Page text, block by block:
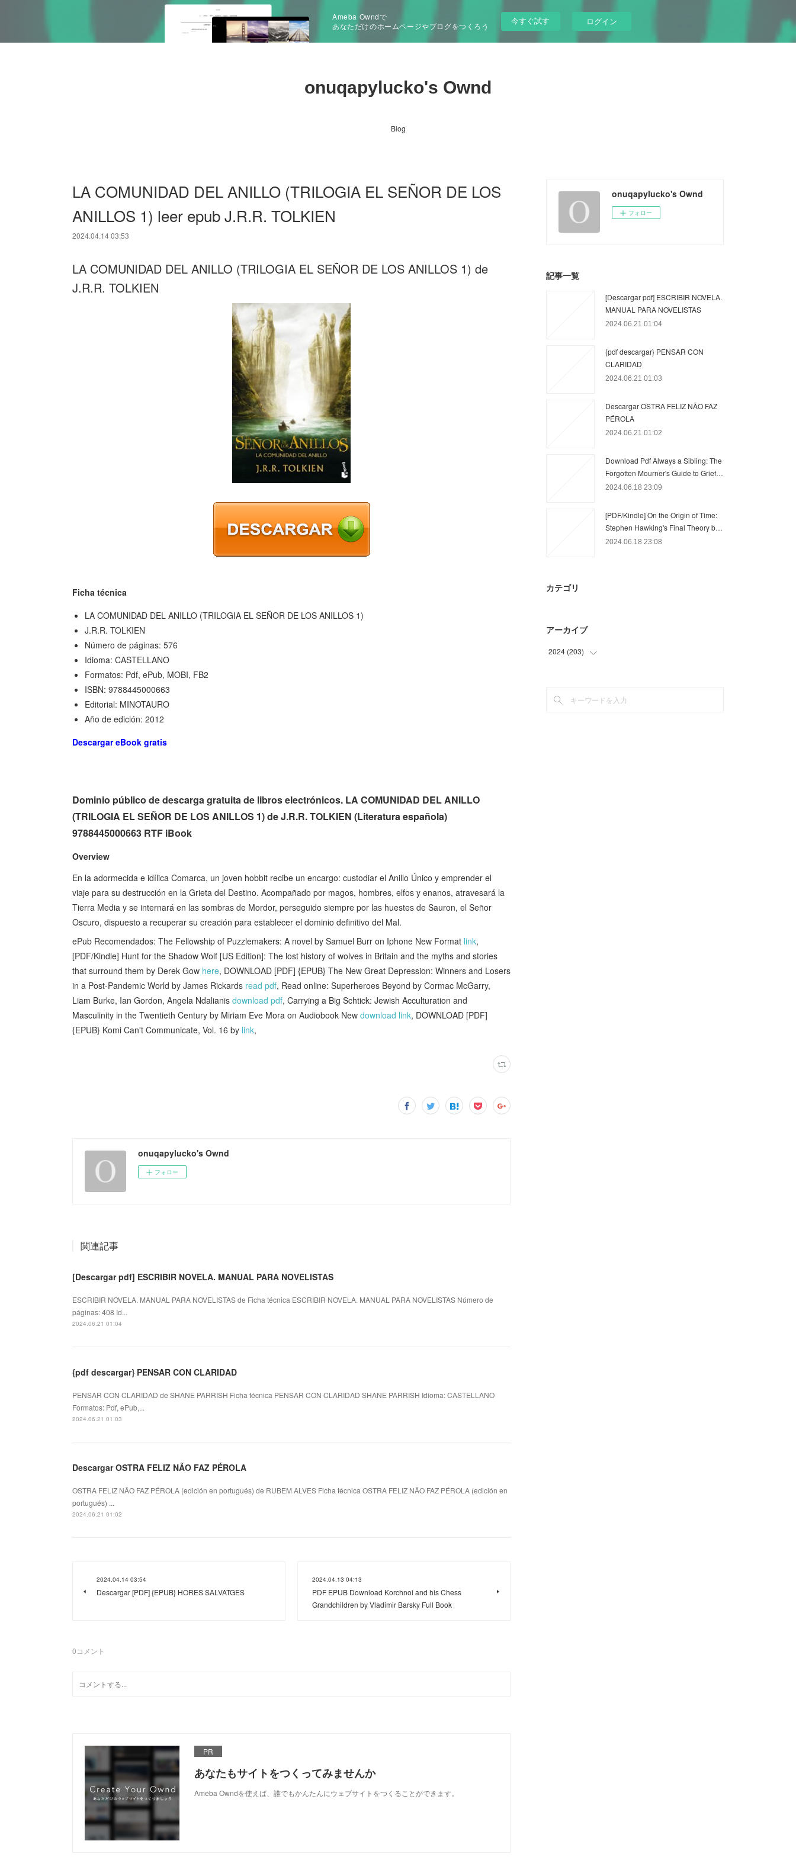
Ameba Owndで
あなただけのホームページやブログをつくろう
今すぐ試す ログイン
onuqapylucko's Ownd
Blog
LA COMUNIDAD DEL ANILLO (TRILOGIA EL SEÑOR DE LOS
ANILLOS 1) leer epub J.R.R. TOLKIEN
2024.04.14 03:53
LA COMUNIDAD DEL ANILLO (TRILOGIA EL SEÑOR DE LOS ANILLOS 1) de
J.R.R. TOLKIEN
Ficha técnica
LA COMUNIDAD DEL ANILLO (TRILOGIA EL SEÑOR DE LOS ANILLOS 1)
J.R.R. TOLKIEN
Número de páginas: 576
Idioma: CASTELLANO
Formatos: Pdf, ePub, MOBI, FB2
ISBN: 9788445000663
Editorial: MINOTAURO
Año de edición: 2012
Descargar eBook gratis
Dominio público de descarga gratuita de libros electrónicos. LA COMUNIDAD DEL ANILLO
(TRILOGIA EL SEÑOR DE LOS ANILLOS 1) de J.R.R. TOLKIEN (Literatura española)
9788445000663 RTF iBook
Overview
En la adormecida e idílica Comarca, un joven hobbit recibe un encargo: custodiar el Anillo Único y emprender el
viaje para su destrucción en la Grieta del Destino. Acompañado por magos, hombres, elfos y enanos, atravesará la
Tierra Media y se internará en las sombras de Mordor, perseguido siempre por las huestes de Sauron, el Señor
Oscuro, dispuesto a recuperar su creación para establecer el dominio definitivo del Mal.
ePub Recomendados: The Fellowship of Puzzlemakers: A novel by Samuel Burr on Iphone New Format link,
[PDF/Kindle] Hunt for the Shadow Wolf [US Edition]: The lost history of wolves in Britain and the myths and stories
that surround them by Derek Gow here, DOWNLOAD [PDF] {EPUB} The New Great Depression: Winners and Losers
in a Post-Pandemic World by James Rickards read pdf, Read online: Superheroes Beyond by Cormac McGarry,
Liam Burke, Ian Gordon, Angela Ndalianis download pdf, Carrying a Big Schtick: Jewish Acculturation and
Masculinity in the Twentieth Century by Miriam Eve Mora on Audiobook New download link, DOWNLOAD [PDF]
{EPUB} Komi Can't Communicate, Vol. 16 by link,
onuqapylucko's Ownd
フォロー
関連記事
[Descargar pdf] ESCRIBIR NOVELA. MANUAL PARA NOVELISTAS
ESCRIBIR NOVELA. MANUAL PARA NOVELISTAS de Ficha técnica ESCRIBIR NOVELA. MANUAL PARA NOVELISTAS Número de
páginas: 408 Id...
2024.06.21 01:04
{pdf descargar} PENSAR CON CLARIDAD
PENSAR CON CLARIDAD de SHANE PARRISH Ficha técnica PENSAR CON CLARIDAD SHANE PARRISH Idioma: CASTELLANO
Formatos: Pdf, ePub,...
2024.06.21 01:03
Descargar OSTRA FELIZ NÃO FAZ PÉROLA
OSTRA FELIZ NÃO FAZ PÉROLA (edición en portugués) de RUBEM ALVES Ficha técnica OSTRA FELIZ NÃO FAZ PÉROLA (edición en
portugués) ...
2024.06.21 01:02
2024.04.14 03:54
Descargar [PDF] {EPUB} HORES SALVATGES
2024.04.13 04:13
PDF EPUB Download Korchnoi and his Chess
Grandchildren by Vladimir Barsky Full Book
0コメント
PR
あなたもサイトをつくってみませんか
Ameba Owndを使えば、誰でもかんたんにウェブサイトをつくることができます。
onuqapylucko's Ownd
フォロー
記事一覧
[Descargar pdf] ESCRIBIR NOVELA.
MANUAL PARA NOVELISTAS
2024.06.21 01:04
{pdf descargar} PENSAR CON
CLARIDAD
2024.06.21 01:03
Descargar OSTRA FELIZ NÃO FAZ
PÉROLA
2024.06.21 01:02
Download Pdf Always a Sibling: The
Forgotten Mourner's Guide to Grief…
2024.06.18 23:09
[PDF/Kindle] On the Origin of Time:
Stephen Hawking's Final Theory b…
2024.06.18 23:08
カテゴリ
アーカイブ
2024 (203)
(